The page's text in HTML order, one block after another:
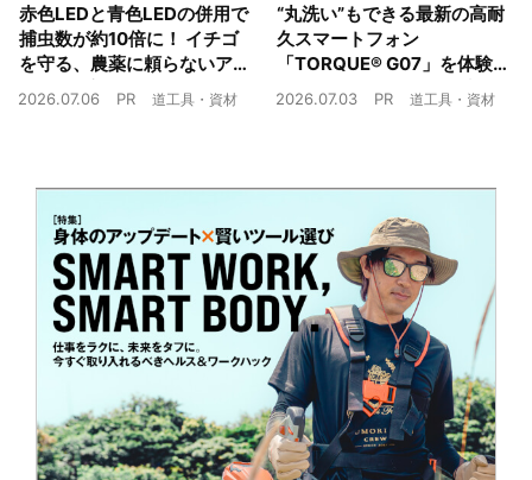
赤色LEDと青色LEDの併用で
捕虫数が約10倍に！ イチゴ
を守る、農薬に頼らないア
ザミウマ対策
2026.07.06 PR 道工具・資材
“丸洗い”もできる最新の高耐
久スマートフォン
「TORQUE® G07」を体験
農業現場の“スマホの弱点”を
2026.07.03 PR 道工具・資材